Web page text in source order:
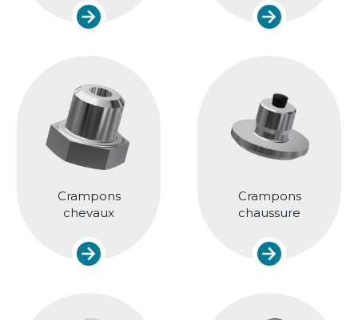
Crampons
chevaux
Crampons
chaussure